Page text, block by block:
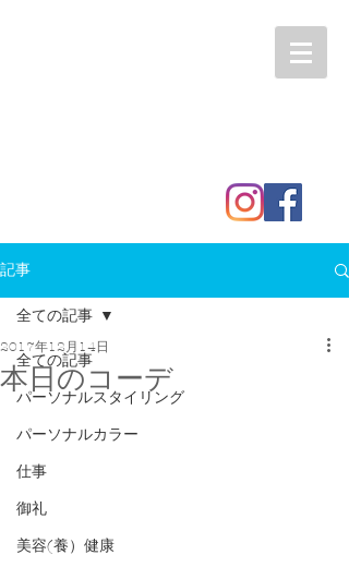
記事
全ての記事
パーソナルスタイリング
パーソナルカラー
仕事
御礼
美容(養）健康
全ての記事
本日のコーデ
2017年12月14日